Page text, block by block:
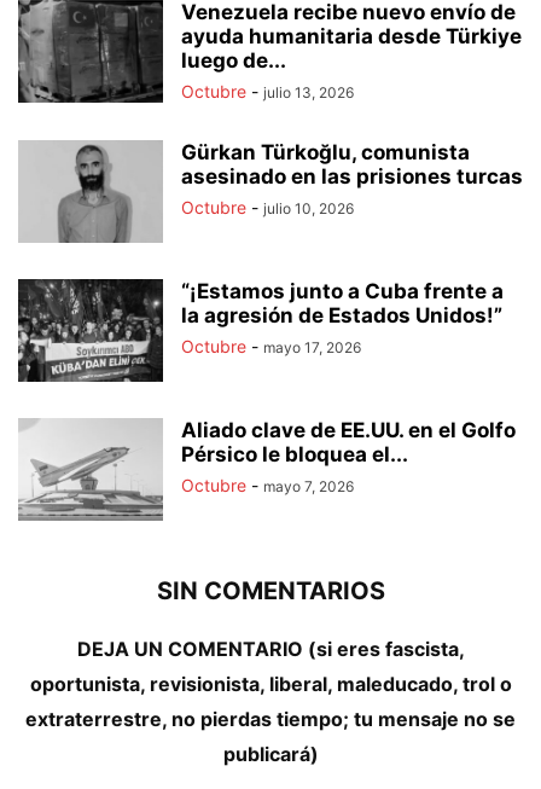
Venezuela recibe nuevo envío de
ayuda humanitaria desde Türkiye
luego de...
Octubre - julio 13, 2026
Gürkan Türkoğlu, comunista
asesinado en las prisiones turcas
Octubre - julio 10, 2026
“¡Estamos junto a Cuba frente a
la agresión de Estados Unidos!”
Octubre - mayo 17, 2026
Aliado clave de EE.UU. en el Golfo
Pérsico le bloquea el...
Octubre - mayo 7, 2026
SIN COMENTARIOS
DEJA UN COMENTARIO (si eres fascista,
oportunista, revisionista, liberal, maleducado, trol o
extraterrestre, no pierdas tiempo; tu mensaje no se
publicará)